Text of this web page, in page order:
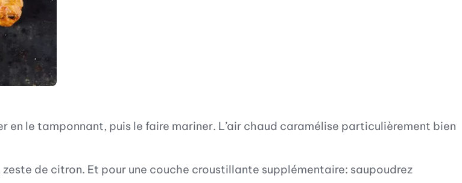
en le tamponnant, puis le faire mariner. L’air chaud caramélise particulièrement bien
zeste de citron. Et pour une couche croustillante supplémentaire: saupoudrez